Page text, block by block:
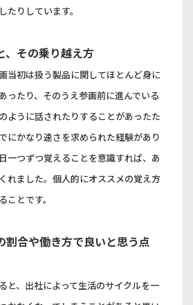
たりしています。
、その乗り越え方
当初は扱う製品に関してほとんど身に
ったり、そのうえ参画前に進んでいる
ように話されたりすることがあったた
にかなり速さを求められた経験があり
一つずつ覚えることを意識すれば、あ
れました。個人的にオススメの覚え方
ことです。
割合や働き方で良いと思う点
と、出社によって生活のサイクルを一